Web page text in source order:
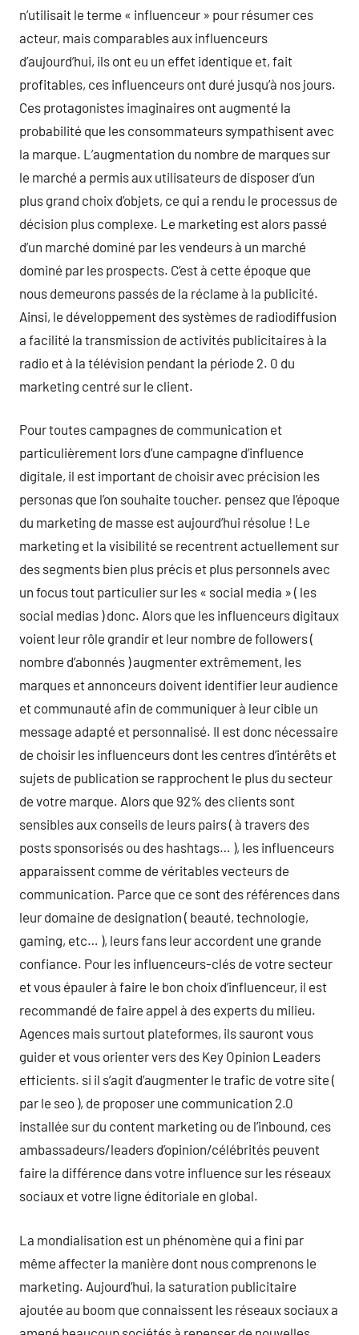
n’utilisait le terme « influenceur » pour résumer ces
acteur, mais comparables aux influenceurs
d’aujourd’hui, ils ont eu un effet identique et, fait
profitables, ces influenceurs ont duré jusqu’à nos jours.
Ces protagonistes imaginaires ont augmenté la
probabilité que les consommateurs sympathisent avec
la marque. L’augmentation du nombre de marques sur
le marché a permis aux utilisateurs de disposer d’un
plus grand choix d’objets, ce qui a rendu le processus de
décision plus complexe. Le marketing est alors passé
d’un marché dominé par les vendeurs à un marché
dominé par les prospects. C’est à cette époque que
nous demeurons passés de la réclame à la publicité.
Ainsi, le développement des systèmes de radiodiffusion
a facilité la transmission de activités publicitaires à la
radio et à la télévision pendant la période 2. 0 du
marketing centré sur le client.
Pour toutes campagnes de communication et
particulièrement lors d’une campagne d’influence
digitale, il est important de choisir avec précision les
personas que l’on souhaite toucher. pensez que l’époque
du marketing de masse est aujourd’hui résolue ! Le
marketing et la visibilité se recentrent actuellement sur
des segments bien plus précis et plus personnels avec
un focus tout particulier sur les « social media » ( les
social medias ) donc. Alors que les influenceurs digitaux
voient leur rôle grandir et leur nombre de followers (
nombre d’abonnés ) augmenter extrêmement, les
marques et annonceurs doivent identifier leur audience
et communauté afin de communiquer à leur cible un
message adapté et personnalisé. Il est donc nécessaire
de choisir les influenceurs dont les centres d’intérêts et
sujets de publication se rapprochent le plus du secteur
de votre marque. Alors que 92% des clients sont
sensibles aux conseils de leurs pairs ( à travers des
posts sponsorisés ou des hashtags… ), les influenceurs
apparaissent comme de véritables vecteurs de
communication. Parce que ce sont des références dans
leur domaine de designation ( beauté, technologie,
gaming, etc… ), leurs fans leur accordent une grande
confiance. Pour les influenceurs-clés de votre secteur
et vous épauler à faire le bon choix d’influenceur, il est
recommandé de faire appel à des experts du milieu.
Agences mais surtout plateformes, ils sauront vous
guider et vous orienter vers des Key Opinion Leaders
efficients. si il s’agit d’augmenter le trafic de votre site (
par le seo ), de proposer une communication 2.0
installée sur du content marketing ou de l’inbound, ces
ambassadeurs/leaders d’opinion/célébrités peuvent
faire la différence dans votre influence sur les réseaux
sociaux et votre ligne éditoriale en global.
La mondialisation est un phénomène qui a fini par
même affecter la manière dont nous comprenons le
marketing. Aujourd’hui, la saturation publicitaire
ajoutée au boom que connaissent les réseaux sociaux a